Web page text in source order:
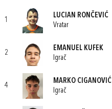
1
LUCIAN RONČEVIĆ
Vratar
2
EMANUEL KUFEK
Igrač
4
MARKO CIGANOVIĆ
Igrač